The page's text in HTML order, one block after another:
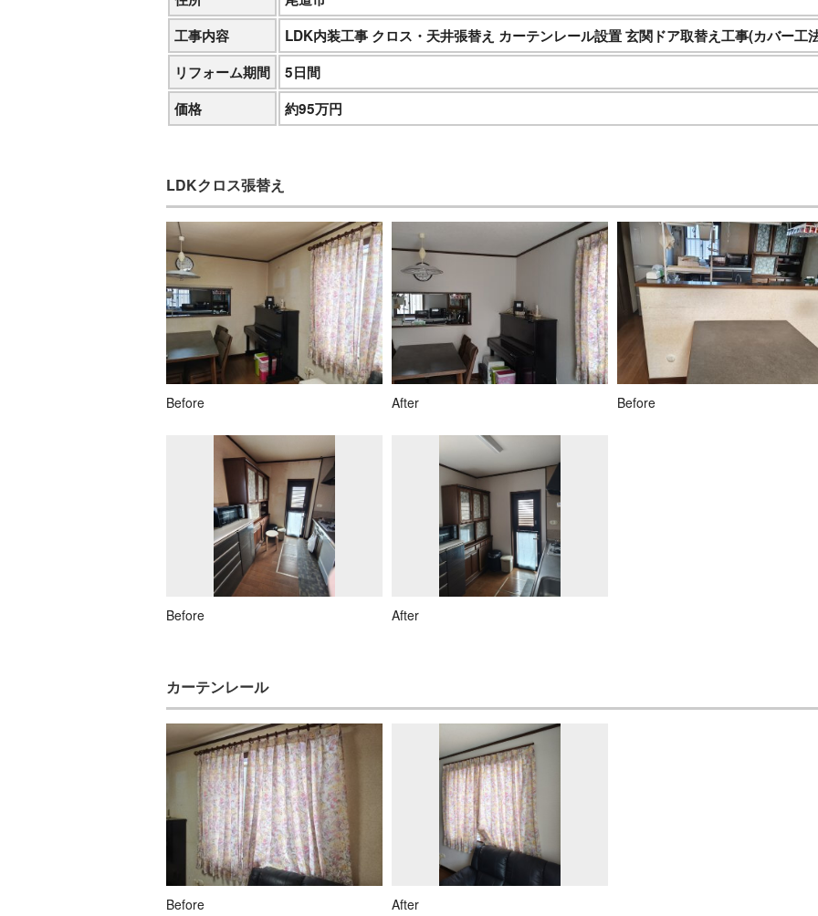
工事内容
LDK内装工事 クロス・天井張替え カーテンレール設置 玄関ドア取替え工事(カバー工
リフォーム期間
5日間
価格
約95万円
LDKクロス張替え
Before After Before
Before After
カーテンレール
Before
After